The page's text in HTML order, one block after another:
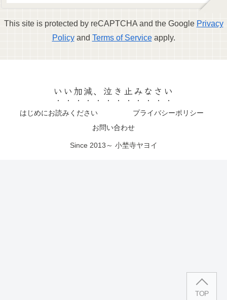
This site is protected by reCAPTCHA and the Google Privacy
Policyand Terms of Serviceapply.
いい加減、泣き止みなさい
はじめにお読みください
プライバシーポリシー
お問い合わせ
Since 2013～ 小埜寺ヤヨイ
TOP